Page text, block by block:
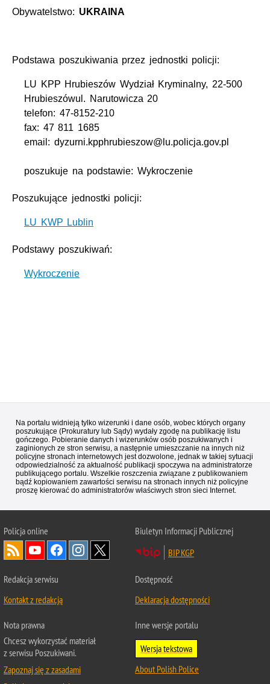
Obywatelstwo: UKRAINA
Podstawa poszukiwania przez jednostki policji:
LU KPP Hrubieszów Wydział Kryminalny, 22-500
Hrubieszówul. Narutowicza 20
telefon: 47-8152-210
fax: 47 811 1685
email: dyzurni.kpphrubieszow@lu.policja.gov.pl
poszukuje na podstawie: Wykroczenie
Poszukujące jednostki policji:
LU KWP Lublin
Podstawy poszukiwań:
Wykroczenie
Na portalu widnieją tylko wizerunki i dane osób, wobec których organy
poszukujące (Prokuratury lub Sądy) wydały zgodę na publikację listu
gończego. Pobieranie danych i wizerunków osób poszukiwanych i
zaginionych ze stron serwisu, a następnie umieszczanie na innych niż
policyjne stronach internetowych jest dozwolone, jednak w takiej sytuacji
odpowiedzialność za aktualność publikacji spoczywa na administratorze
publikującego portalu. Wszelkie roszczenia związane z publikowaniem
bądź kopiowaniem zawartości serwisu na stronach innych niż policyjne
proszę kierować do administratorów właściwych stron sieci Internet.
Policjaonline
Biuletyn Informacji Publicznej
BIP KGP
Redakcja serwisu
Kontakt z redakcją
Dostępność
Deklaracja dostępności
Nota prawna
Chcesz wykorzystać materiał
z serwisu Poszukiwani.
Zapoznaj się z zasadami
Inne wersje portalu
Wersja tekstowa
About Polish Police